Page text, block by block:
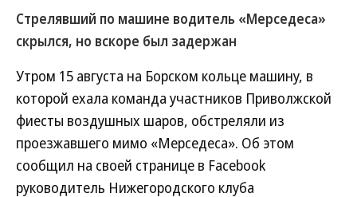
Стрелявший по машине водитель «Мерседеса»
скрылся, но вскоре был задержан
Утром 15 августа на Борском кольце машину, в
которой ехала команда участников Приволжской
фиесты воздушных шаров, обстреляли из
проезжавшего мимо «Мерседеса». Об этом
сообщил на своей странице в Facebook
руководитель Нижегородского клуба